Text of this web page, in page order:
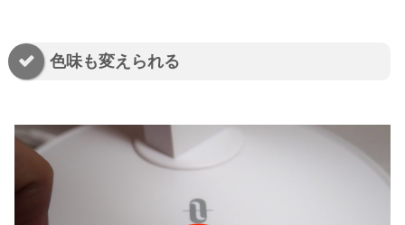
色味も変えられる